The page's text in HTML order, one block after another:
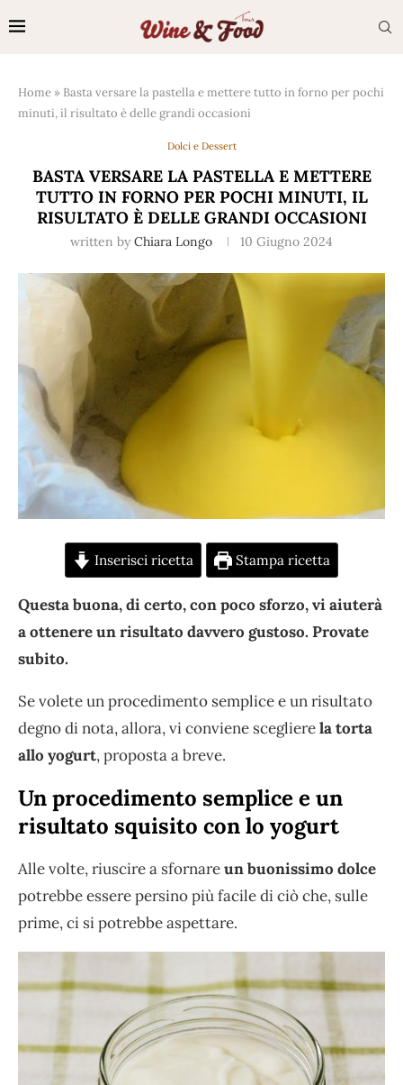
Home » Basta versare la pastella e mettere tutto in forno per pochi
minuti, il risultato è delle grandi occasioni
Dolci e Dessert
BASTA VERSARE LA PASTELLA E METTERE
TUTTO IN FORNO PER POCHI MINUTI, IL
RISULTATO È DELLE GRANDI OCCASIONI
written by Chiara Longo 10 Giugno 2024
Inserisci ricetta Stampa ricetta
Questa buona, di certo, con poco sforzo, vi aiuterà
a ottenere un risultato davvero gustoso. Provate
subito.
Se volete un procedimento semplice e un risultato
degno di nota, allora, vi conviene sceglierela torta
allo yogurt, proposta a breve.
Un procedimento semplice e un
risultato squisito con lo yogurt
Alle volte, riuscire a sfornareun buonissimo dolce
potrebbe essere persino più facile di ciò che, sulle
prime, ci si potrebbe aspettare.